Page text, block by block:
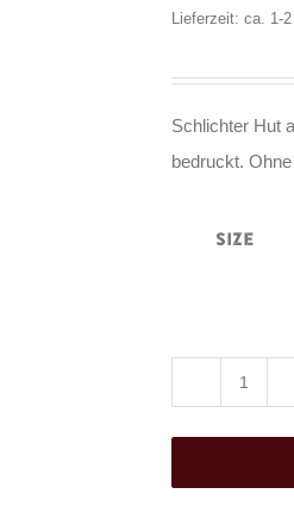
Lieferzeit: ca. 1-
Schlichter Hut
bedruckt.
Size
Hut